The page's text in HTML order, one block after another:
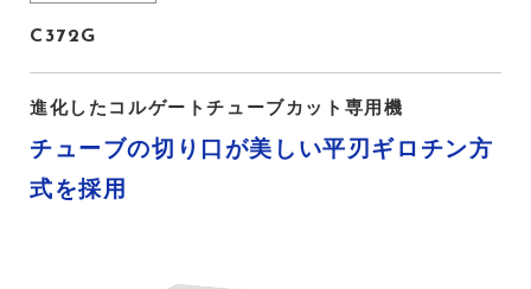
C372G
進化したコルゲートチューブカット専用機
チューブの切り口が美しい平刃ギロチン方
式を採用